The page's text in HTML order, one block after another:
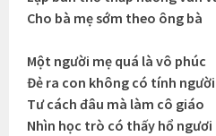
Cho bà mẹ sớm theo ông bà
Một người mẹ quá là vô phúc
Đẻ ra con không có tính người
Tư cách đâu mà làm cô giáo
Nhìn học trò có thấy hổ ngươi